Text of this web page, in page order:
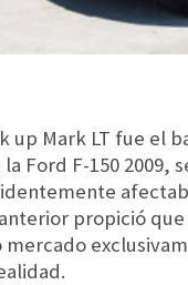
up Mark LT fue el
Ford F-150 2009,
propició